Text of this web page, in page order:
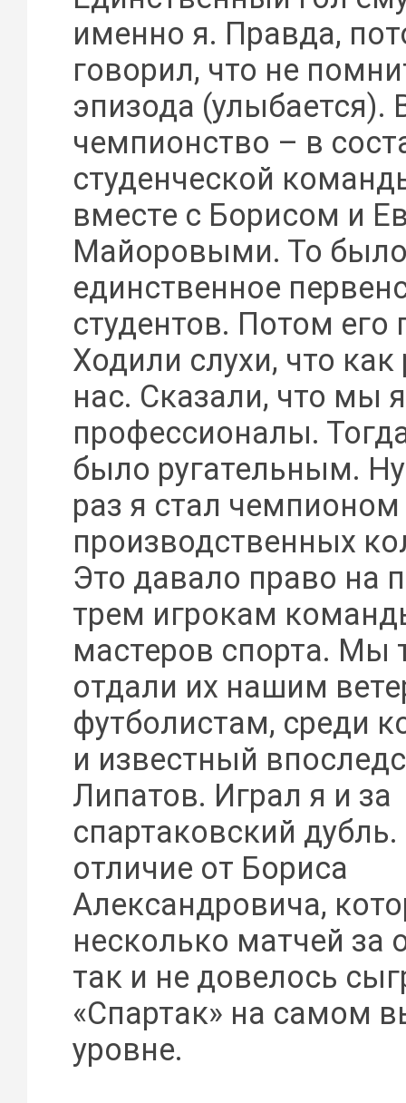
именно я. Правда,
говорил, что не
эпизода (улыбается).
чемпионство – в
студенческой
вместе с Борисом и
Майоровыми. То
единственное
студентов. Потом
Ходили слухи, что как
нас. Сказали, что мы
профессионалы.
было ругательным.
раз я стал
производственных
Это давало право на
трем игрокам
мастеров спорта. Мы
отдали их нашим
футболистам, среди
и известный
Липатов. Играл я и за
спартаковский
отличие от Бориса
Александровича,
несколько матчей за
так и не довелось
«Спартак» на самом
уровне.